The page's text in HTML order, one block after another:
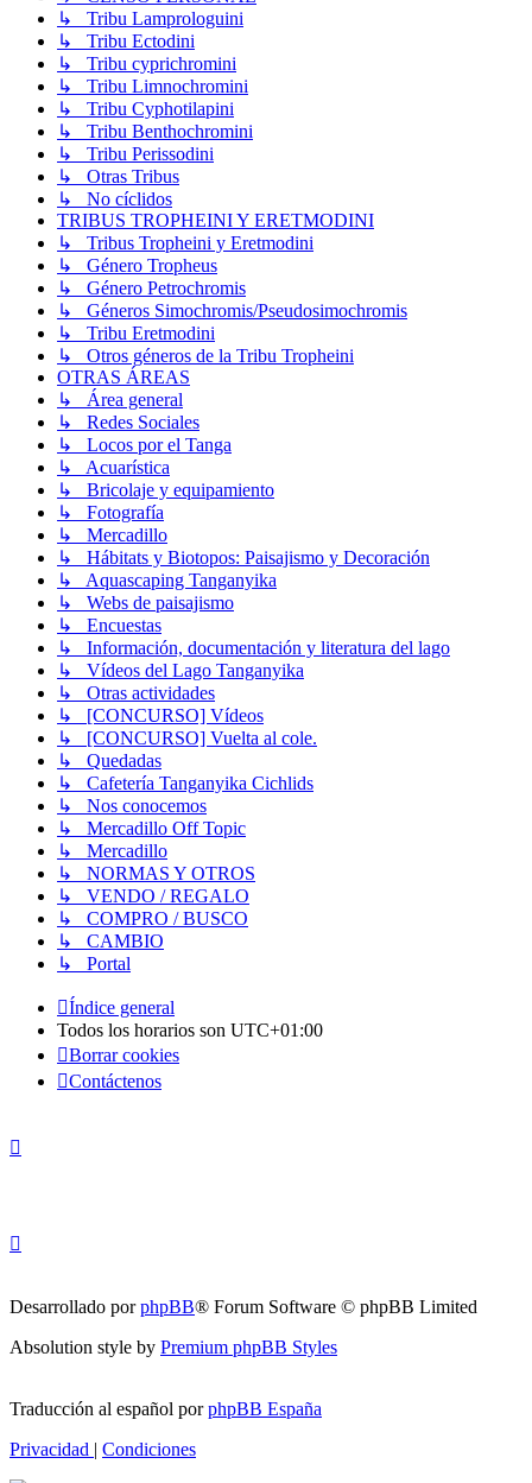
↳ Tribu Lamprologuini
↳ Tribu Ectodini
↳ Tribu cyprichromini
↳ Tribu Limnochromini
↳ Tribu Cyphotilapini
↳ Tribu Benthochromini
↳ Tribu Perissodini
↳ Otras Tribus
↳ No cíclidos
TRIBUS TROPHEINI Y ERETMODINI
↳ Tribus Tropheini y Eretmodini
↳ Género Tropheus
↳ Género Petrochromis
↳ Géneros Simochromis/Pseudosimochromis
↳ Tribu Eretmodini
↳ Otros géneros de la Tribu Tropheini
OTRAS ÁREAS
↳ Área general
↳ Redes Sociales
↳ Locos por el Tanga
↳ Acuarística
↳ Bricolaje y equipamiento
↳ Fotografía
↳ Mercadillo
↳ Hábitats y Biotopos: Paisajismo y Decoración
↳ Aquascaping Tanganyika
↳ Webs de paisajismo
↳ Encuestas
↳ Información, documentación y literatura del lago
↳ Vídeos del Lago Tanganyika
↳ Otras actividades
↳ [CONCURSO] Vídeos
↳ [CONCURSO] Vuelta al cole.
↳ Quedadas
↳ Cafetería Tanganyika Cichlids
↳ Nos conocemos
↳ Mercadillo Off Topic
↳ Mercadillo
↳ NORMAS Y OTROS
↳ VENDO / REGALO
↳ COMPRO / BUSCO
↳ CAMBIO
↳ Portal
Índice general
Todos los horarios son UTC+01:00
Borrar cookies
Contáctenos
Desarrollado porphpBB® Forum Software © phpBB Limited
Absolution style by Premium phpBB Styles
Traducción al español porphpBB España
Privacidad | Condiciones